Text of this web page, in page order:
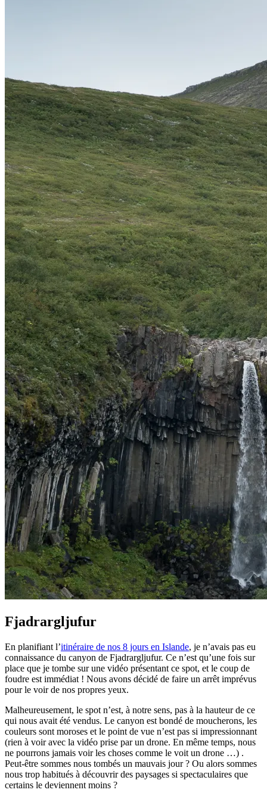
Fjadrargljufur
En planifiant l’itinéraire de nos 8 jours en Islande, je n’avais pas eu
connaissance du canyon de Fjadrargljufur. Ce n’est qu’une fois sur
place que je tombe sur une vidéo présentant ce spot, et le coup de
foudre est immédiat ! Nous avons décidé de faire un arrêt imprévus
pour le voir de nos propres yeux.
Malheureusement, le spot n’est, à notre sens, pas à la hauteur de ce
qui nous avait été vendus. Le canyon est bondé de moucherons, les
couleurs sont moroses et le point de vue n’est pas si impressionnant
(rien à voir avec la vidéo prise par un drone. En même temps, nous
ne pourrons jamais voir les choses comme le voit un drone …) .
Peut-être sommes nous tombés un mauvais jour ? Ou alors sommes
nous trop habitués à découvrir des paysages si spectaculaires que
certains le deviennent moins ?